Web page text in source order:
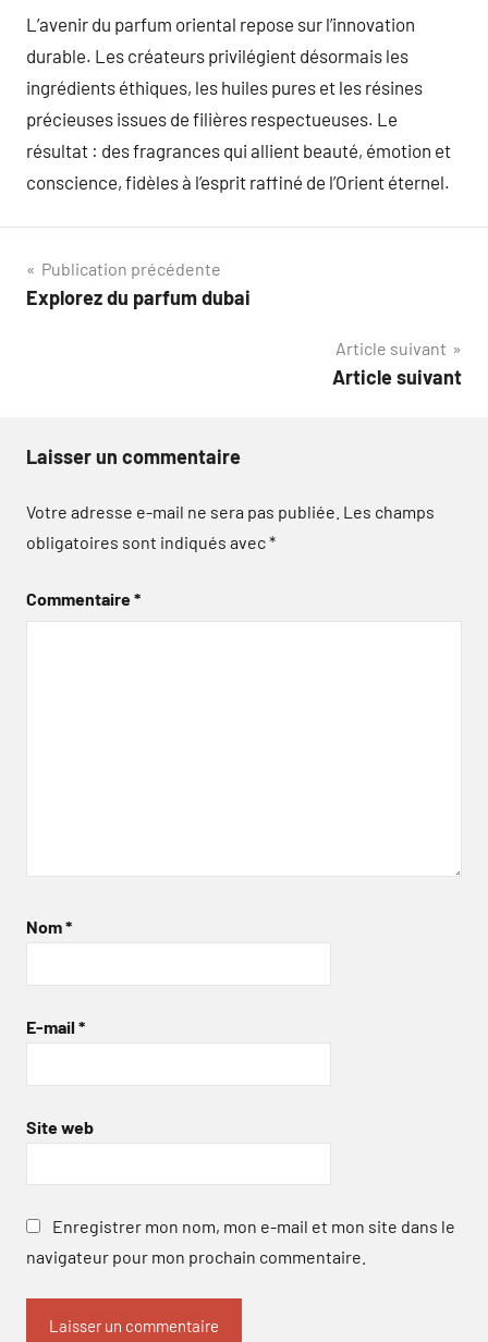
L’avenir du parfum oriental repose sur l’innovation
durable. Les créateurs privilégient désormais les
ingrédients éthiques, les huiles pures et les résines
précieuses issues de filières respectueuses. Le
résultat : des fragrances qui allient beauté, émotion et
conscience, fidèles à l’esprit raffiné de l’Orient éternel.
Navigation
de
Publication précédente
Explorez du parfum dubai
Article suivant
Article suivant
Laisser un commentaire
Votre adresse e-mail ne sera pas publiée. Les champs
obligatoires sont indiqués avec*
Commentaire*
Nom*
E-mail *
Site web
Enregistrer mon nom, mon e-mail et mon site dans le
navigateur pour mon prochain commentaire.